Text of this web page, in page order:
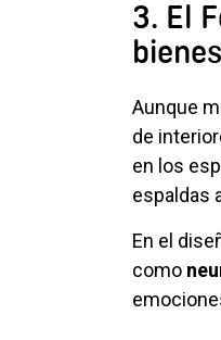
3. El
Aunque
de
en los
espaldas
En el
como